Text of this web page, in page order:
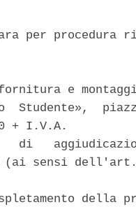
per procedura
e
Studente»,
+ I.V.A.
di
(ai sensi
della